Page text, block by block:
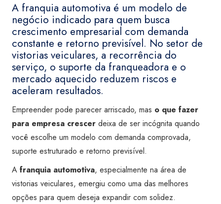
A franquia automotiva é um modelo de
negócio indicado para quem busca
crescimento empresarial com demanda
constante e retorno previsível. No setor de
vistorias veiculares, a recorrência do
serviço, o suporte da franqueadora e o
mercado aquecido reduzem riscos e
aceleram resultados.
Empreender pode parecer arriscado, mas o que fazer
para empresa crescer deixa de ser incógnita quando
você escolhe um modelo com demanda comprovada,
suporte estruturado e retorno previsível.
A franquia automotiva, especialmente na área de
vistorias veiculares, emergiu como uma das melhores
opções para quem deseja expandir com solidez.